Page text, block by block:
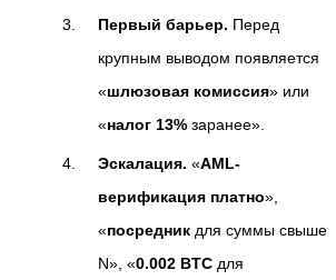
Первый барьер. Перед
крупным выводом появляется
«шлюзовая комиссия» или
«налог 13% заранее».
Эскалация. «AML-
верификация платно»,
«посредник для суммы свыше
N», «0.002 BTC для